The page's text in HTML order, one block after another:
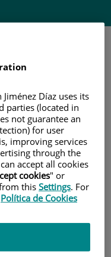
EL MENÚ SUPERIOR
2026
Díaz uses its
parties (located in
not guarantee an
for user
improving services
through the
accept all cookies
cookies" or
this Settings. For
Política de Cookies